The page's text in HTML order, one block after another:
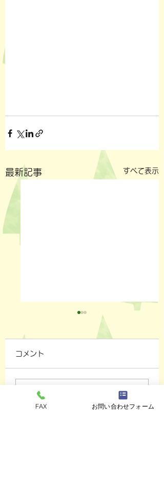
最新記事 すべて表示
ペットスリング入りま
した✨
コメント
コメントを追加…
FAX お問い合わせフォーム